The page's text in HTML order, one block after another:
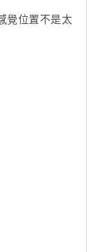
覺位置不是太